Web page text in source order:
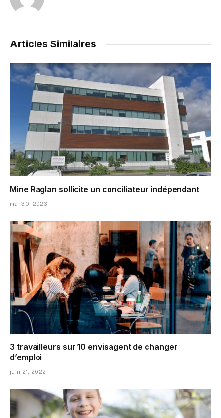
Articles Similaires
Mine Raglan sollicite un conciliateur indépendant
mai 30, 2023
3 travailleurs sur 10 envisagent de changer
d’emploi
juin 21, 2022